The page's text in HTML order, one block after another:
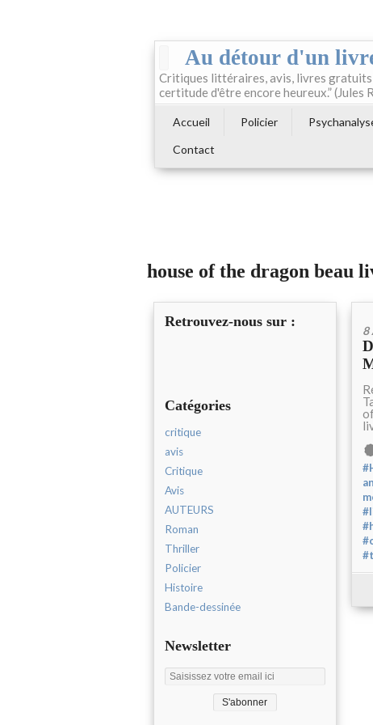
Au détour d'un
Critiques littéraires, avis, livres gratuits,
certitude d'être encore heureux.” (Jules
Accueil Policier
Contact
house of the dragon beau
Retrouvez-nous sur :
Catégories
critique
avis
Critique
Avis
AUTEURS
Roman
Thriller
Policier
Histoire
Bande-dessinée
Newsletter
8